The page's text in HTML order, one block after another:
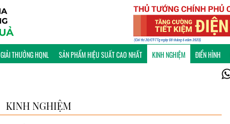
GIẢI THƯỞNG HQNL SẢN PHẨM HIỆU SUẤT CAO NHẤT KINH NGHIỆM ĐIỂN HÌNH
KINH NGHIỆM